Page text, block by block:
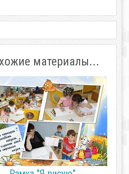
материалы...